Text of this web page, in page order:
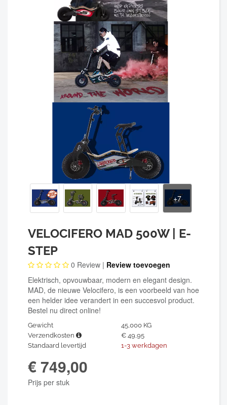
VELOCIFERO MAD 500W | E-
STEP
0 Review | Review toevoegen
Elektrisch, opvouwbaar, modern en elegant design.
MAD, de nieuwe Velocifero, is een voorbeeld van hoe
een helder idee verandert in een succesvol product.
Bestel nu direct online!
Gewicht
45,000 KG
Verzendkosten
€ 49,95
Standaard levertijd
1-3 werkdagen
€ 749,00
Prijs per stuk